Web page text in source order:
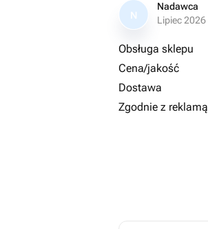
N
Nadawca
Lipiec 2026
Obsługa sklepu
Cena/jakość
Dostawa
Zgodnie z reklamą